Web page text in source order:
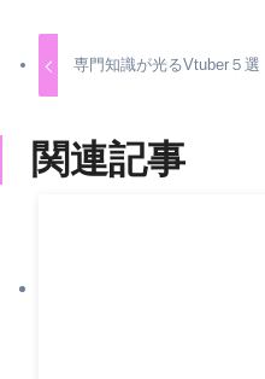
専門知識が光るVtuber５選
関連記事